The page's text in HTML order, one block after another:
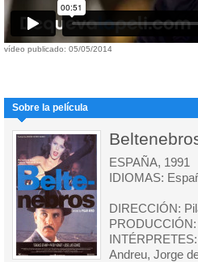
vídeo publicado: 05/05/2014
Sobre la película
ESPAÑA, 1991
IDIOMAS:
DIRECCIÓN:
Andreu, Jorge